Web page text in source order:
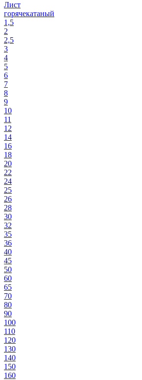
Лист
горячекатаный
1,5
2
2,5
3
4
5
6
7
8
9
10
11
12
14
16
18
20
22
24
25
26
28
30
32
35
36
40
45
50
60
65
70
80
90
100
110
120
130
140
150
160